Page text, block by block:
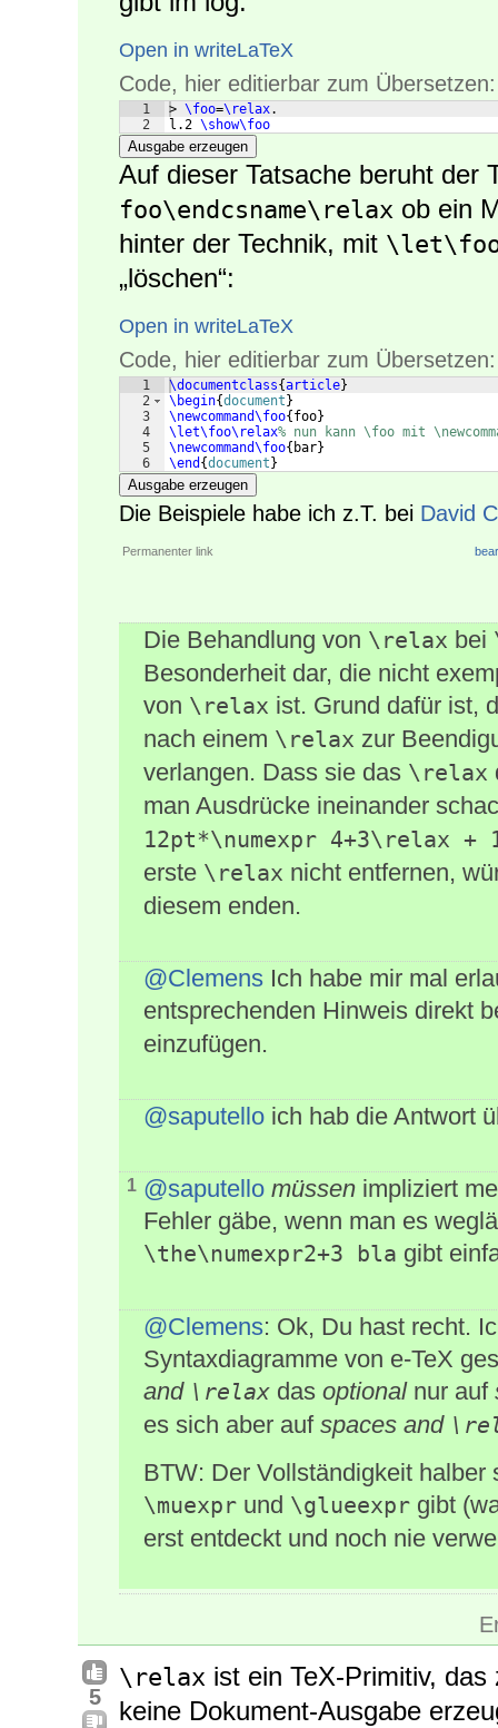
Open in writeLaTeX
Code, hier editierbar zum Übersetzen:
1
2
> \foo=\relax.
l.2 \show\foo
Ausgabe erzeugen
Auf dieser Tatsache beruht der
foo\endcsname\relax ob ein
hinter der Technik, mit
„löschen“:
Open in writeLaTeX
Code, hier editierbar zum Übersetzen:
1
2
3
4
5
6
\documentclass{article}
\begin{document }
\newcommand\foo{ foo}
\let\foo\relax% nun kann \foo mit
\newcommand\foo{ bar}
\end {document }
Ausgabe erzeugen
Die Beispiele habe ich z.T. bei David
Permanenter link
Die Behandlung von \relax bei
Besonderheit dar, die nicht
von \relax ist. Grund dafür ist,
nach einem \relax zur
verlangen. Dass sie das \relax
man Ausdrücke ineinander
12pt*\numexpr 4+3\relax +
erste \relax nicht entfernen,
diesem enden.
@Clemens Ich habe mir mal
entsprechenden Hinweis direkt
einzufügen.
@saputello ich hab die Antwort
1 @saputello müssen impliziert
Fehler gäbe, wenn man es
\the\numexpr2+3 bla gibt
@Clemens: Ok, Du hast recht.
Syntaxdiagramme von e-TeX
and \relax das optionalnur auf
es sich aber auf spaces and
BTW: Der Vollständigkeit
\muexpr und \glueexpr gibt
erst entdeckt und noch nie
5
\relax ist ein TeX-Primitiv,
keine Dokument-Ausgabe